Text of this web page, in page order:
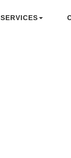
SERVICES